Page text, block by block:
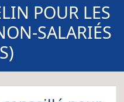
POUR LES
SALARIÉS